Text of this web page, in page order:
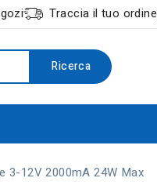
Traccia il tuo ordine
Ricerca
3-12V 2000mA 24W Max